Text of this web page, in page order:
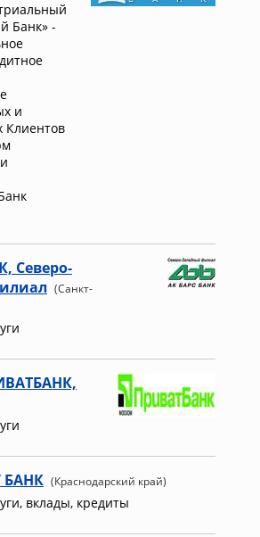
Банк» -
и
Клиентов
Северо-
(Санкт-
БАНК (Краснодарский край)
вклады, кредиты